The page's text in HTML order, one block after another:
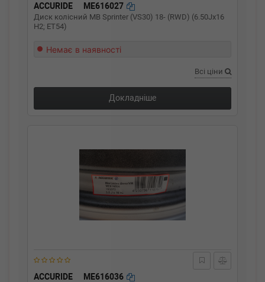
ACCURIDE ME616027
Диск колісний MB Sprinter (VS30) 18- (RWD) (6.50Jx16
H2; ET54)
Немає в наявності
Всі ціни
Докладніше
ACCURIDE ME616036